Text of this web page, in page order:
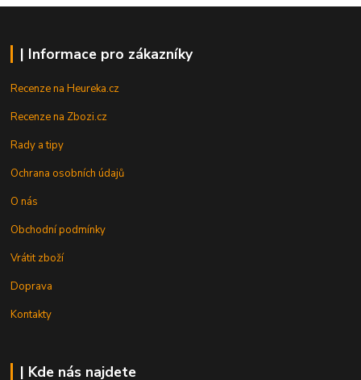
| Informace pro zákazníky
Recenze na Heureka.cz
Recenze na Zbozi.cz
Rady a tipy
Ochrana osobních údajů
O nás
Obchodní podmínky
Vrátit zboží
Doprava
Kontakty
| Kde nás najdete